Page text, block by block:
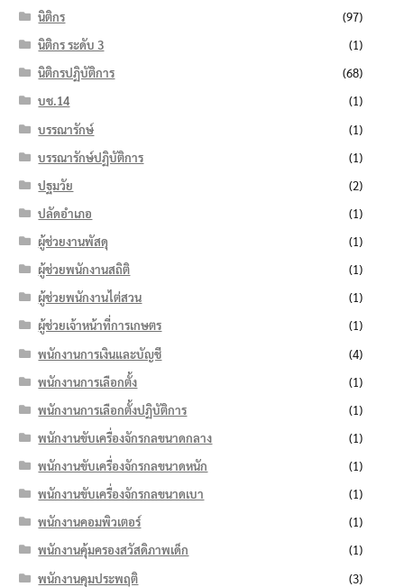
นิติกร
(97)
นิติกร ระดับ 3
(1)
นิติกรปฏิบัติการ
(68)
บช.14
(1)
บรรณารักษ์
(1)
บรรณารักษ์ปฏิบัติการ
(1)
ปฐมวัย
(2)
ปลัดอำเภอ
(1)
ผู้ช่วยงานพัสดุ
(1)
ผู้ช่วยพนักงานสถิติ
(1)
ผู้ช่วยพนักงานไต่สวน
(1)
ผู้ช่วยเจ้าหน้าที่การเกษตร
(1)
พนักงานการเงินและบัญชี
(4)
พนักงานการเลือกตั้ง
(1)
พนักงานการเลือกตั้งปฏิบัติการ
(1)
พนักงานขับเครื่องจักรกลขนาดกลาง
(1)
พนักงานขับเครื่องจักรกลขนาดหนัก
(1)
พนักงานขับเครื่องจักรกลขนาดเบา
(1)
พนักงานคอมพิวเตอร์
(1)
พนักงานคุ้มครองสวัสดิภาพเด็ก
(1)
พนักงานคุมประพฤติ
(3)